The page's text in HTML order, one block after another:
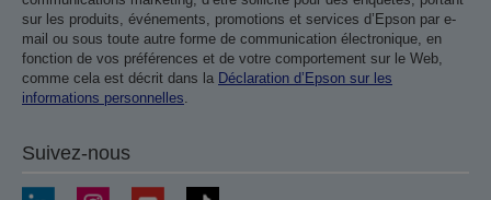
sur les produits, événements, promotions et services d’Epson par e-
mail ou sous toute autre forme de communication électronique, en
fonction de vos préférences et de votre comportement sur le Web,
comme cela est décrit dans la Déclaration d’Epson sur les
informations personnelles.
Suivez-nous